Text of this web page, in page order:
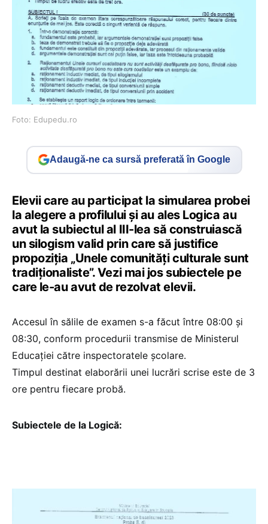
Foto: Edupedu.ro
Adaugă-ne ca sursă preferată în Google
Elevii care au participat la simularea probei
la alegere a profilului și au ales Logica au
avut la subiectul al III-lea să construiască
un silogism valid prin care să justifice
propoziția „Unele comunități culturale sunt
tradiționaliste”. Vezi mai jos subiectele pe
care le-au avut de rezolvat elevii.
Accesul în sălile de examen s-a făcut între 08:00 și
08:30, conform procedurii transmise de Ministerul
Educației către inspectoratele școlare.
Timpul destinat elaborării unei lucrări scrise este de 3
ore pentru fiecare probă.
Subiectele de la Logică: